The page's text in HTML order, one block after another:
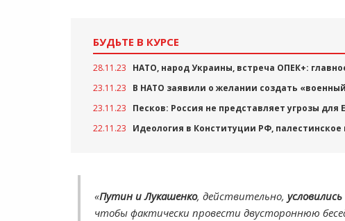
БУДЬТЕ В КУРСЕ
28.11.23
НАТО, народ Украины, встреча ОПЕК+:
23.11.23
В НАТО заявили о желании создать
23.11.23
Песков: Россия не представляет угрозы для
22.11.23
Идеология в Конституции РФ,
«Путин и Лукашенко, действительно,
чтобы фактически провести двустороннюю